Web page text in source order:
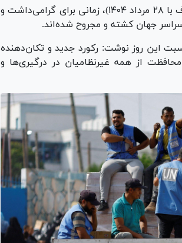
روز جهانی انسان‌دوستی در ۱۹ آگوست (مصادف با ۲۸ مرداد ۱۴۰۴)، زمانی برای گرامی‌داشت و
جهان کشته و مجروح شده‌اند.
این روز نوشت: رکورد جدید و تکان‌دهنده
باید زنگ خطری برای محافظت از همه غیرنظامیان در درگیری‌ها و